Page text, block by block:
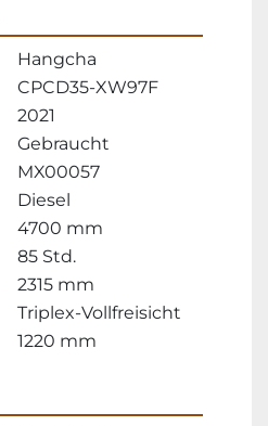
Hangcha
CPCD35-XW97F
2021
Gebraucht
MX00057
Diesel
4700 mm
85 Std.
2315 mm
Triplex-Vollfreisicht
1220 mm